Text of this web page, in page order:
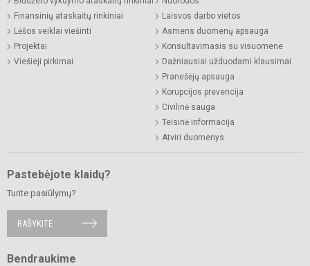
Finansinių ataskaitų rinkiniai
Lėšos veiklai viešinti
Projektai
Viešieji pirkimai
Laisvos darbo vietos
Asmens duomenų apsauga
Konsultavimasis su visuomene
Dažniausiai užduodami klausimai
Pranešėjų apsauga
Korupcijos prevencija
Civilinė sauga
Teisinė informacija
Atviri duomenys
Pastebėjote klaidų?
Turite pasiūlymų?
RAŠYKITE
Bendraukime